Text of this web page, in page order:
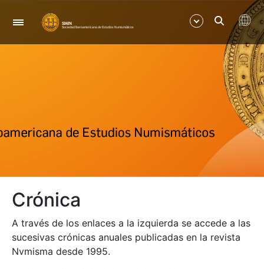
Navegació
Mostra/Amaga
Crónica
A través de los enlaces a la izquierda se accede a las
sucesivas crónicas anuales publicadas en la revista
Nvmisma desde 1995.